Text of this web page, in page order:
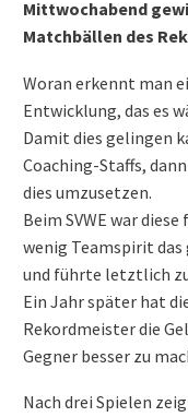
Mittwochabend
Matchbällen des
Woran erkennt man
Entwicklung, das es
Damit dies gelingen
Coaching-Staffs,
dies umzusetzen.
Beim SVWE war
wenig Teamspirit das
und führte letztlich
Ein Jahr später hat
Rekordmeister die
Gegner besser zu
Nach drei Spielen